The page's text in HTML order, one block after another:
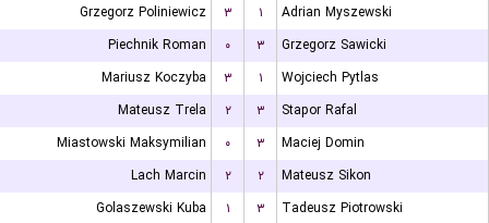
Grzegorz Poliniewicz
۳ ۱
Adrian Myszewski
Piechnik Roman
۰ ۳
Grzegorz Sawicki
Mariusz Koczyba
۳ ۱
Wojciech Pytlas
Mateusz Trela
۲ ۳
Stapor Rafal
Miastowski Maksymilian
۰ ۳
Maciej Domin
Lach Marcin
۲ ۲
Mateusz Sikon
Golaszewski Kuba
۱ ۳
Tadeusz Piotrowski